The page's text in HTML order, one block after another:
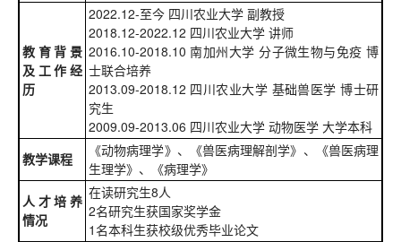
教育背景
及工作经
历
2022.12-至今 四川农业大学 副教授
2018.12-2022.12 四川农业大学 讲师
2016.10-2018.10 南加州大学 分子微生物与免疫 博
士联合培养
2013.09-2018.12 四川农业大学 基础兽医学 博士研
究生
2009.09-2013.06 四川农业大学 动物医学 大学本科
教学课程
《动物病理学》、《兽医病理解剖学》、《兽医病理
生理学》、《病理学》
人才培养
情况
在读研究生8人
2名研究生获国家奖学金
1名本科生获校级优秀毕业论文